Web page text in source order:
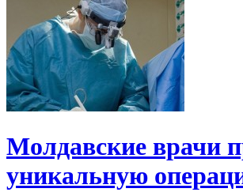
Молдавские врачи
уникальную